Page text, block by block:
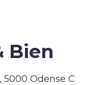
Bien
Odense C